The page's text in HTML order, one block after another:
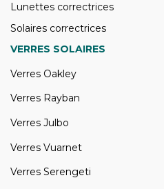
Lunettes correctrices
Solaires correctrices
VERRES SOLAIRES
Verres Oakley
Verres Rayban
Verres Julbo
Verres Vuarnet
Verres Serengeti